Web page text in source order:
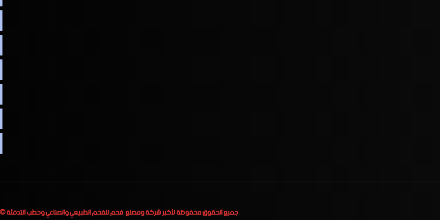
جميع الحقوق محفوظة لأكبرشركة ومصنع فحم للفحم الطبيعي والصناعي وحطب التدفئة© 2023